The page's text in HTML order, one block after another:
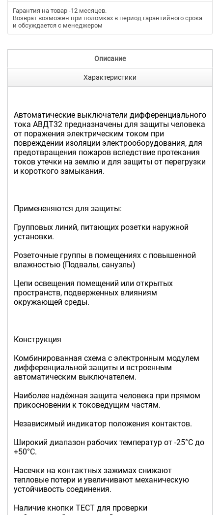
Гарантия на товар -12 месяцев.
Возврат возможен при поломках в период гарантийного срока
и обсуждается с менеджером
Описание
Характеристики
Автоматические выключатели дифференциального
тока АВДТ32 предназначены для защиты человека
от поражения электрическим током при
повреждении изоляции электрооборудования, для
предотвращения пожаров вследствие протекания
токов утечки на землю и для защиты от перегрузки
и короткого замыкания.
Примененяются для защиты:
Групповых линий, питающих розетки наружной
установки.
Розеточные группы в помещениях с повышенной
влажностью (Подвалы, санузлы)
Цепи освещения помещений или открытых
пространств, подверженных влияниям
окружающей среды.
Конструкция
Комбинированная схема с электронным модулем
дифференциальной защиты и встроенным
автоматическим выключателем.
Наиболее надёжная защита человека при прямом
прикосновении к токоведущим частям.
Независимый индикатор положения контактов.
Широкий диапазон рабочих температур от -25°С до
+50°С.
Насечки на контактных зажимах снижают
тепловые потери и увеличивают механическую
устойчивость соединения.
Наличие кнопки ТЕСТ для проверки